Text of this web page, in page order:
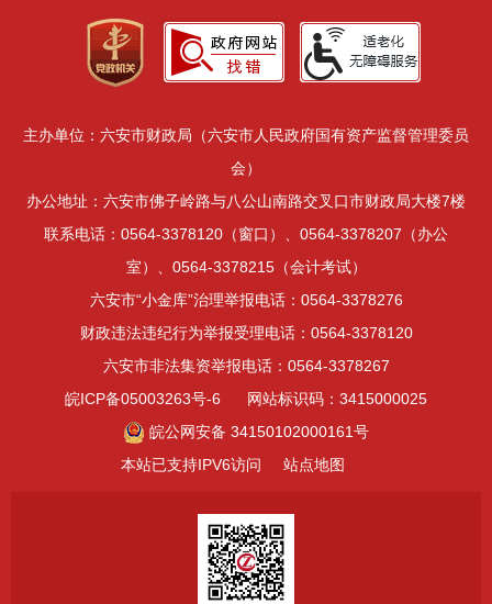
主办单位：六安市财政局（六安市人民政府国有资产监督管理委员
会）
办公地址：六安市佛子岭路与八公山南路交叉口市财政局大楼7楼
联系电话：0564-3378120（窗口）、0564-3378207（办公
室）、0564-3378215（会计考试）
六安市“小金库”治理举报电话：0564-3378276
财政违法违纪行为举报受理电话：0564-3378120
六安市非法集资举报电话：0564-3378267
皖ICP备05003263号-6
网站标识码：3415000025
皖公网安备 34150102000161号
本站已支持IPV6访问
站点地图